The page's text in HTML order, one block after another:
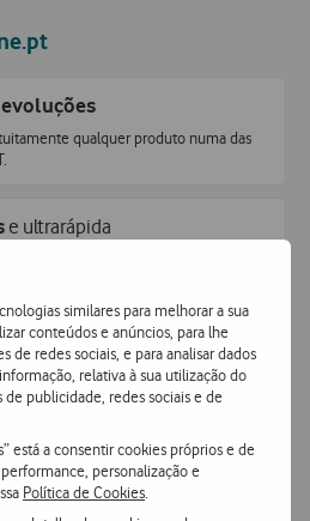
similares para melhorar a sua
conteúdos e anúncios, para lhe
de redes sociais, e para analisar dados
relativa à sua utilização do
publicidade, redes sociais e de
está a consentir cookies próprios e de
personalização e
Política de Cookies
qualquer produto numa das
e ultrarápida
e seguro
com MBWay ou Cartão de Crédito.